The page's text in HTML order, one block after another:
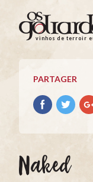
Os
Goliardos
Vinhos
Terroir
Europeus
vinhos de terroir
PARTAGER
Partager
avec
Partager
avec
Naked